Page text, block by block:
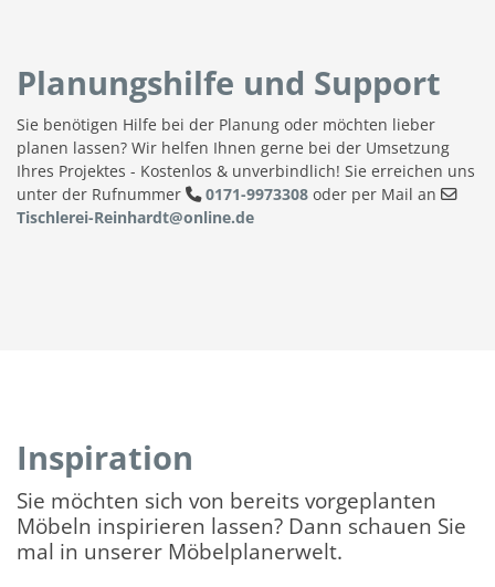
Planungshilfe und Support
Sie benötigen Hilfe bei der Planung oder möchten lieber
planen lassen? Wir helfen Ihnen gerne bei der Umsetzung
Ihres Projektes - Kostenlos & unverbindlich! Sie erreichen uns
unter der Rufnummer
0171-9973308 oder per Mail an
Tischlerei-Reinhardt@online.de
Inspiration
Sie möchten sich von bereits vorgeplanten
Möbeln inspirieren lassen? Dann schauen Sie
mal in unserer Möbelplanerwelt.